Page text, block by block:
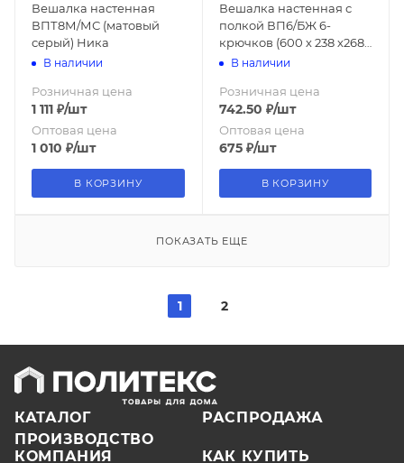
Вешалка настенная
ВПТ8М/МС (матовый
серый) Ника
В наличии
Розничная цена
1 111 ₽/шт
Оптовая цена
1 010 ₽/шт
В КОРЗИНУ
Вешалка настенная с
полкой ВП6/БЖ 6-
крючков (600 х 238 х268
h мм.) бежевый
(упак.5шт.)
В наличии
Розничная цена
742.50 ₽/шт
Оптовая цена
675₽/шт
В КОРЗИНУ
ПОКАЗАТЬ ЕЩЕ
1 2
КАТАЛОГ
РАСПРОДАЖА
ПРОИЗВОДСТВО
КОМПАНИЯ
КАК КУПИТЬ